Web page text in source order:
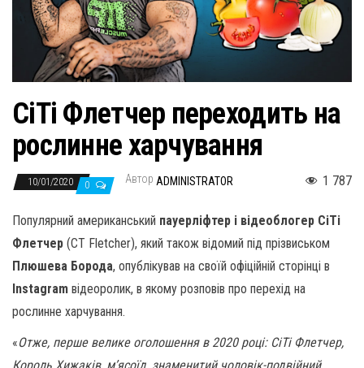
в
а
ю
СіТі Флетчер переходить на
рослинне харчування
10/01/2020 0 Автор ADMINISTRATOR 1 787
Популярний американський пауерліфтер і відеоблогер СіТі
Флетчер (CT Fletcher), який також відомий під прізвиськом
Плюшева Борода, опублікував на своїй офіційній сторінці в
Instagram відеоролик, в якому розповів про перехід на
рослинне харчування.
«Отже, перше велике оголошення в 2020 році: СіТі Флетчер,